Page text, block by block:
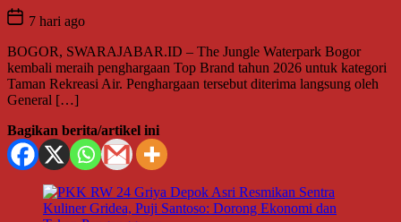
7 hari ago
BOGOR, SWARAJABAR.ID – The Jungle Waterpark Bogor
kembali meraih penghargaan Top Brand tahun 2026 untuk kategori
Taman Rekreasi Air. Penghargaan tersebut diterima langsung oleh
General […]
Bagikan berita/artikel ini